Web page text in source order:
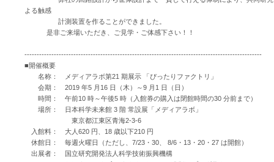
よる触感
計測装置を作ることができました。
是非ご来場いただき、ご見学・ご体感下さい！！
-------------------------------------------------------------------------------------------------
■開催概要
名称： メディアラボ第21 期展示 「ぴったりファクトリ」
会期： 2019 年5 月16 日（木）～9 月1 日（日）
時間： 午前10 時～午後5 時（入館券の購入は閉館時間の30 分前まで）
場所： 日本科学未来館 3 階 常設展「メディアラボ」
東京都江東区青海2-3-6
入館料： 大人620 円、18 歳以下210 円
休館日： 毎週火曜日（ただし、7/23・30、 8/6・13・20・27 は開館）
出展者： 国立研究開発法人科学技術振興機構